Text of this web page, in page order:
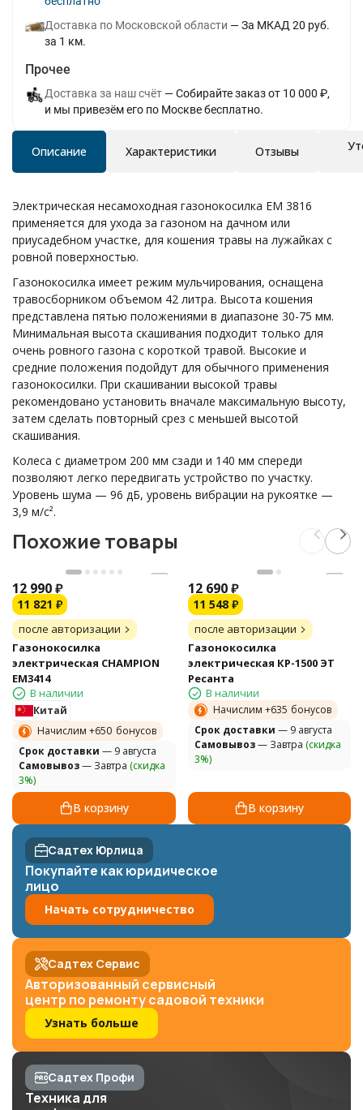
Доставка по Московской области
За МКАД 20 руб.
за 1 км.
Прочее
Доставка за наш счёт
Собирайте заказ от 10 000 ₽,
и мы привезём его по Москве бесплатно.
Описание Характеристики Отзывы
Электрическая несамоходная газонокосилка ЕМ 3816
применяется для ухода за газоном на дачном или
приусадебном участке, для кошения травы на лужайках с
ровной поверхностью.
Газонокосилка имеет режим мульчирования, оснащена
травосборником объемом 42 литра. Высота кошения
представлена пятью положениями в диапазоне 30-75 мм.
Минимальная высота скашивания подходит только для
очень ровного газона с короткой травой. Высокие и
средние положения подойдут для обычного применения
газонокосилки. При скашивании высокой травы
рекомендовано установить вначале максимальную высоту,
затем сделать повторный срез с меньшей высотой
скашивания.
Колеса с диаметром 200 мм сзади и 140 мм спереди
позволяют легко передвигать устройство по участку.
Уровень шума — 96 дБ, уровень вибрации на рукоятке —
3,9 м/с².
Похожие товары
12 990₽
11 821 ₽
после авторизации
Газонокосилка
электрическая CHAMPION
EM3414
В наличии
Китай
Начислим +650 бонусов
Cрок доставки — 9 августа
Самовывоз— Завтра (скидка
3%)
В корзину
12 690 ₽
11 548 ₽
после авторизации
Газонокосилка
электрическая КР-1500 ЭТ
Ресанта
В наличии
Начислим +635 бонусов
Cрок доставки — 9 августа
Самовывоз— Завтра (скидка
3%)
В корзину
Садтех Юрлица
Покупайте как юридическое
лицо
Начать сотрудничество
Садтех Сервис
Авторизованный сервисный
центр по ремонту садовой техники
Узнать больше
Садтех Профи
Техника для